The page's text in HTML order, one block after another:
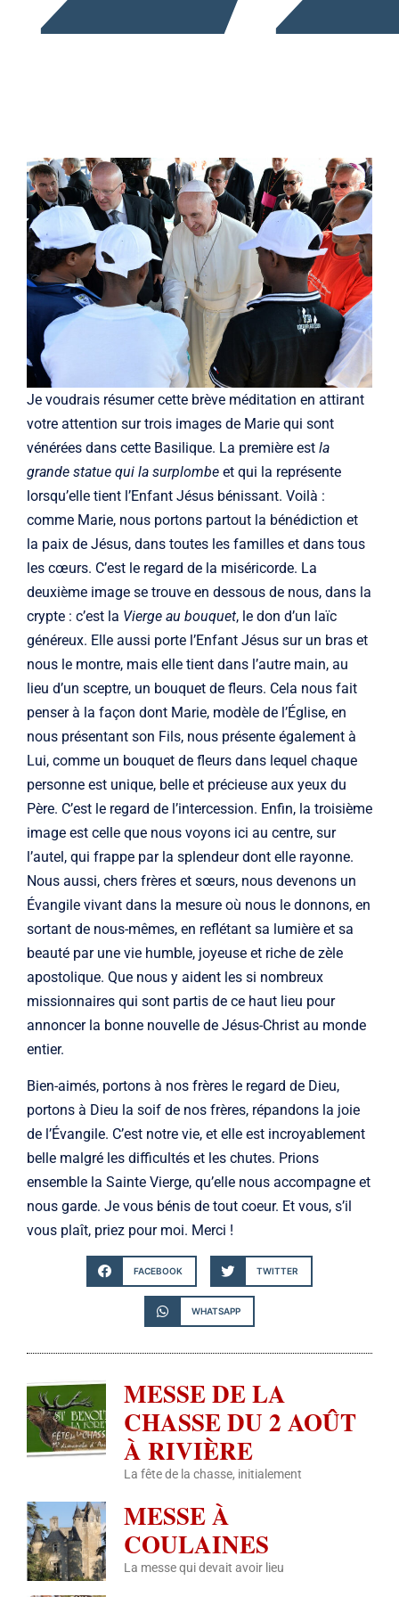
Je voudrais résumer cette brève méditation en attirant
votre attention sur trois images de Marie qui sont
vénérées dans cette Basilique. La première est la
grande statue qui la surplombe et qui la représente
lorsqu’elle tient l’Enfant Jésus bénissant. Voilà :
comme Marie, nous portons partout la bénédiction et
la paix de Jésus, dans toutes les familles et dans tous
les cœurs. C’est le regard de la miséricorde. La
deuxième image se trouve en dessous de nous, dans la
crypte : c’est la Vierge au bouquet, le don d’un laïc
généreux. Elle aussi porte l’Enfant Jésus sur un bras et
nous le montre, mais elle tient dans l’autre main, au
lieu d’un sceptre, un bouquet de fleurs. Cela nous fait
penser à la façon dont Marie, modèle de l’Église, en
nous présentant son Fils, nous présente également à
Lui, comme un bouquet de fleurs dans lequel chaque
personne est unique, belle et précieuse aux yeux du
Père. C’est le regard de l’intercession. Enfin, la troisième
image est celle que nous voyons ici au centre, sur
l’autel, qui frappe par la splendeur dont elle rayonne.
Nous aussi, chers frères et sœurs, nous devenons un
Évangile vivant dans la mesure où nous le donnons, en
sortant de nous-mêmes, en reflétant sa lumière et sa
beauté par une vie humble, joyeuse et riche de zèle
apostolique. Que nous y aident les si nombreux
missionnaires qui sont partis de ce haut lieu pour
annoncer la bonne nouvelle de Jésus-Christ au monde
entier.
Bien-aimés, portons à nos frères le regard de Dieu,
portons à Dieu la soif de nos frères, répandons la joie
de l’Évangile. C’est notre vie, et elle est incroyablement
belle malgré les difficultés et les chutes. Prions
ensemble la Sainte Vierge, qu’elle nous accompagne et
nous garde. Je vous bénis de tout coeur. Et vous, s’il
vous plaît, priez pour moi. Merci !
FACEBOOK TWITTER
WHATSAPP
MESSE DE LA
CHASSE DU 2 AOÛT
À RIVIÈRE
La fête de la chasse, initialement
MESSE À
COULAINES
La messe qui devait avoir lieu